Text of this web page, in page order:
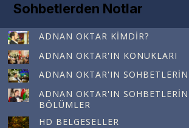
Sohbetlerden Notlar
ADNAN OKTAR KIMDIR?
ADNAN OKTAR'IN KONUKLARI
ADNAN OKTAR'IN
ADNAN OKTAR'IN
BÖLÜMLER
HD BELGESELLER